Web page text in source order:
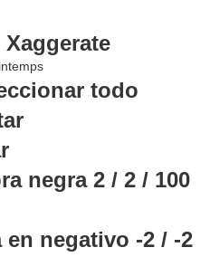
todo
negra 2 / 2 / 100
negativo -2 / -2